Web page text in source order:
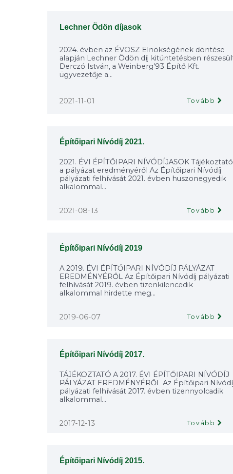
Lechner Ödön díjasok
2024. évben az ÉVOSZ Elnökségének döntése
alapján Lechner Ödön díj kitüntetésben
Derczó István, a Weinberg’93 Építő Kft.
ügyvezetője a...
2021-11-01 Tovább
Építőipari Nívódíj 2021.
2021. ÉVI ÉPÍTŐIPARI NÍVÓDÍJASOK Tájékoztató
a pályázat eredményéről Az Építőipari Nívódíj
pályázati felhívását 2021. évben huszonegyedik
alkalommal...
2021-08-13 Tovább
Építőipari Nívódíj 2019
A 2019. ÉVI ÉPÍTŐIPARI NÍVÓDÍJ PÁLYÁZAT
EREDMÉNYÉRŐL Az Építőipari Nívódíj pályázati
felhívását 2019. évben tizenkilencedik
alkalommal hirdette meg...
2019-06-07 Tovább
Építőipari Nívódíj 2017.
TÁJÉKOZTATÓ A 2017. ÉVI ÉPÍTŐIPARI NÍVÓDÍJ
PÁLYÁZAT EREDMÉNYÉRŐL Az Építőipari
pályázati felhívását 2017. évben tizennyolcadik
alkalommal...
2017-12-13 Tovább
Építőipari Nívódíj 2015.